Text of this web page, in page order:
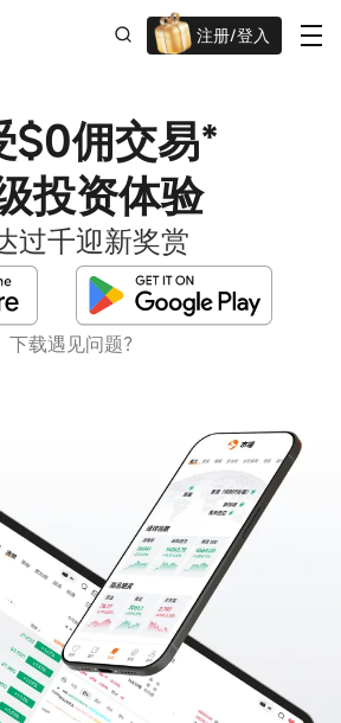
注册/登入
迎新重磅礼 股票/BTC等任你选!
$0佣交易*
投资体验
过千迎新奖赏
下载遇见问题？